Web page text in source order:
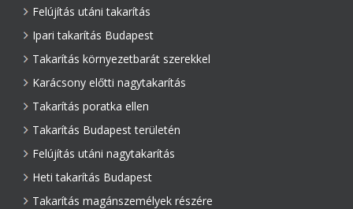
Felújítás utáni takarítás
Ipari takarítás Budapest
Takarítás környezetbarát szerekkel
Karácsony előtti nagytakarítás
Takarítás poratka ellen
Takarítás Budapest területén
Felújítás utáni nagytakarítás
Heti takarítás Budapest
Takarítás magánszemélyek részére